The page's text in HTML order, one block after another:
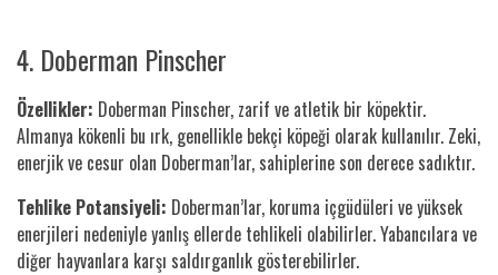
4. Doberman Pinscher
Özellikler: Doberman Pinscher, zarif ve atletik bir köpektir.
Almanya kökenli bu ırk, genellikle bekçi köpeği olarak kullanılır. Zeki,
enerjik ve cesur olan Doberman’lar, sahiplerine son derece sadıktır.
Tehlike Potansiyeli: Doberman’lar, koruma içgüdüleri ve yüksek
enerjileri nedeniyle yanlış ellerde tehlikeli olabilirler. Yabancılara ve
diğer hayvanlara karşı saldırganlık gösterebilirler.